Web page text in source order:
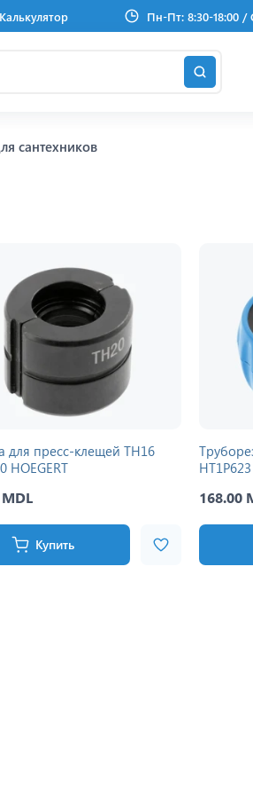
Калькулятор Пн-Пт: 8:30-18:00 /
сантехников
для пресс-клещей TH16
HOEGERT
Купить
168.00